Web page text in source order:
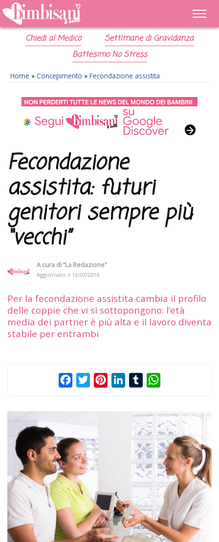
Chiedi al Medico
Settimane di Gravidanza
Battesimo No Stress
Home » Concepimento » Fecondazione assistita
Fecondazione
assistita: futuri
genitori sempre più
“vecchi”
A cura di“La Redazione”
Aggiornato il 13/07/2016
Per la fecondazione assistita cambia il profilo
delle coppie che vi si sottopongono: l’età
media dei partner è più alta e il lavoro diventa
stabile per entrambi
FacebookTwitterPinterestLinkedInTumblr